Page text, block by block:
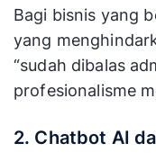
Bagi bisnis yang
yang
“sudah dibalas
profesionalisme
2. Chatbot AI